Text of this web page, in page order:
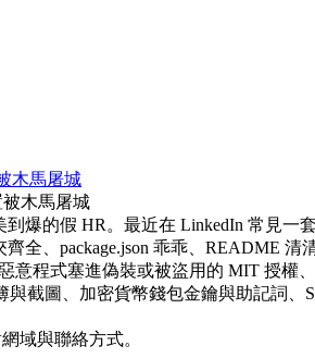
木馬屠城
木馬屠城
爆的假 HR。最近在 LinkedIn 常見一
、package.json 乖乖、README 清
意程式塞進偽裝或被盜用的 MIT 授
截圖、加密貨幣錢包金鑰與助記詞、
域與聯絡方式。